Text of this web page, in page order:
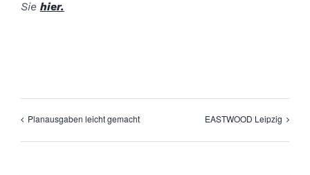
Sie hier.
Planausgaben leicht gemacht EASTWOOD Leipzig